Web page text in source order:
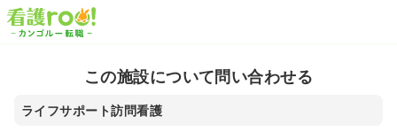
この施設について問い合わせる
ライフサポート訪問看護